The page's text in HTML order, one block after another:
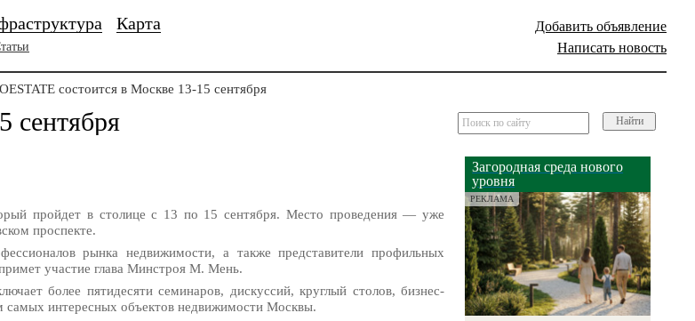
Добавить объявление
Написать новость
Карта
состоится в Москве 13-15 сентября
сентября
пройдет в столице с 13 по 15 сентября. Место проведения — уже
проспекте.
рынка недвижимости, а также представители профильных
участие глава Минстроя М. Мень.
более пятидесяти семинаров, дискуссий, круглый столов, бизнес-
самых интересных объектов недвижимости Москвы.
Найти
Загородная среда нового
уровня
РЕКЛАМА